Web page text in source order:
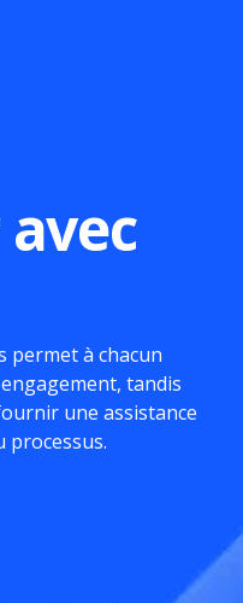
permet à chacun
tandis
une assistance
processus.